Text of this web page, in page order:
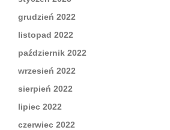
grudzień 2022
listopad 2022
październik 2022
wrzesień 2022
sierpień 2022
lipiec 2022
czerwiec 2022